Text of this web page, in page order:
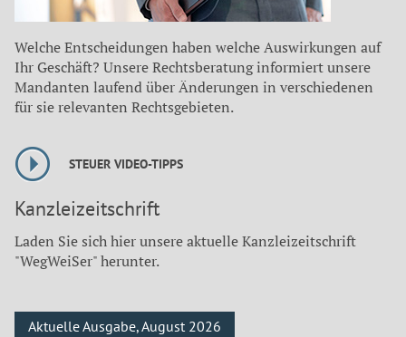
Welche Entscheidungen haben welche Auswirkungen auf
Ihr Geschäft? Unsere Rechtsberatung informiert unsere
Mandanten laufend über Änderungen in verschiedenen
für sie relevanten Rechtsgebieten.
STEUER VIDEO-TIPPS
Kanzleizeitschrift
Laden Sie sich hier unsere aktuelle Kanzleizeitschrift
"WegWeiSer" herunter.
Aktuelle Ausgabe, August 2026